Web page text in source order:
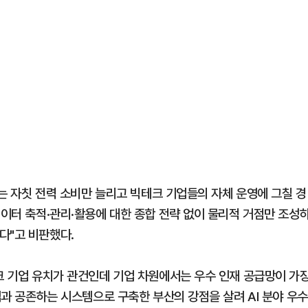
칫 전력 소비만 늘리고 빅테크 기업들의 자체 운영에 그칠 경
축적·관리·활용에 대한 종합 전략 없이 물리적 거점만 조성
"고 비판했다.
업 유치가 관건인데 기업 차원에서는 우수 인재 공급망이 가
공존하는 시스템으로 구축한 부산의 강점을 살려 AI 분야 우수